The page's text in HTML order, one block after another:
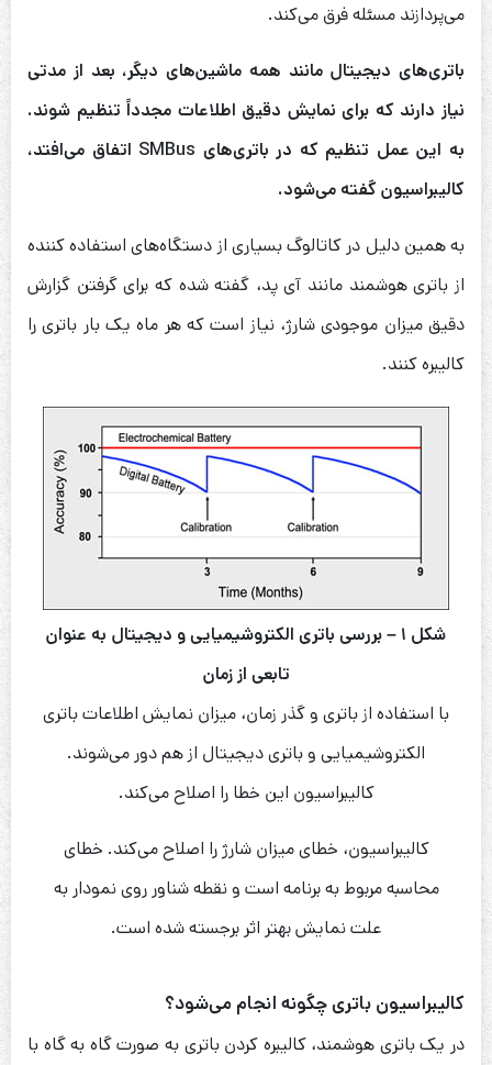
می‌پردازند مسئله فرق می‌کند.
باتری‌های دیجیتال مانند همه ماشین‌های دیگر، بعد از مدتی
نیاز دارند که برای نمایش دقیق اطلاعات مجدداً تنظیم شوند.
به این عمل تنظیم که در باتری‌های
اتفاق می‌افتد،
کالیبراسیون گفته می‌شود.
به همین دلیل در کاتالوگ بسیاری از دستگاه‌های استفاده کننده
از باتری هوشمند مانند آی پد، گفته شده که برای گرفتن گزارش
دقیق میزان موجودی شارژ، نیاز است که هر ماه یک بار باتری را
کالیبره کنند.
شکل ۱ – بررسی باتری الکتروشیمیایی و دیجیتال به عنوان
تابعی از زمان
با استفاده از باتری و گذر زمان، میزان نمایش اطلاعات باتری
الکتروشیمیایی و باتری دیجیتال از هم دور می‌شوند.
کالیبراسیون این خطا را اصلاح می‌کند.
کالیبراسیون، خطای میزان شارژ را اصلاح می‌کند. خطای
محاسبه مربوط به برنامه است و نقطه شناور روی نمودار به
علت نمایش بهتر اثر برجسته شده است.
کالیبراسیون باتری چگونه انجام می‌شود؟
در یک باتری هوشمند، کالیبره کردن باتری به صورت گاه به گاه با